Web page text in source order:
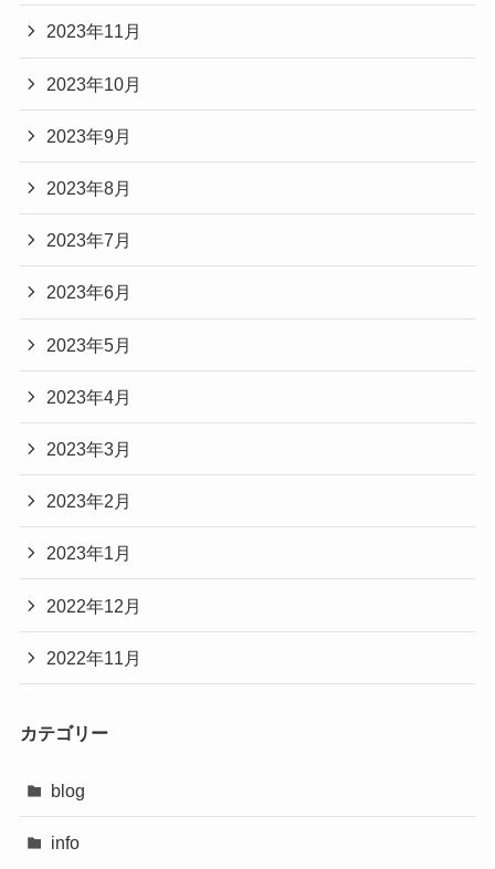
2023年11月
2023年10月
2023年9月
2023年8月
2023年7月
2023年6月
2023年5月
2023年4月
2023年3月
2023年2月
2023年1月
2022年12月
2022年11月
カテゴリー
blog
info